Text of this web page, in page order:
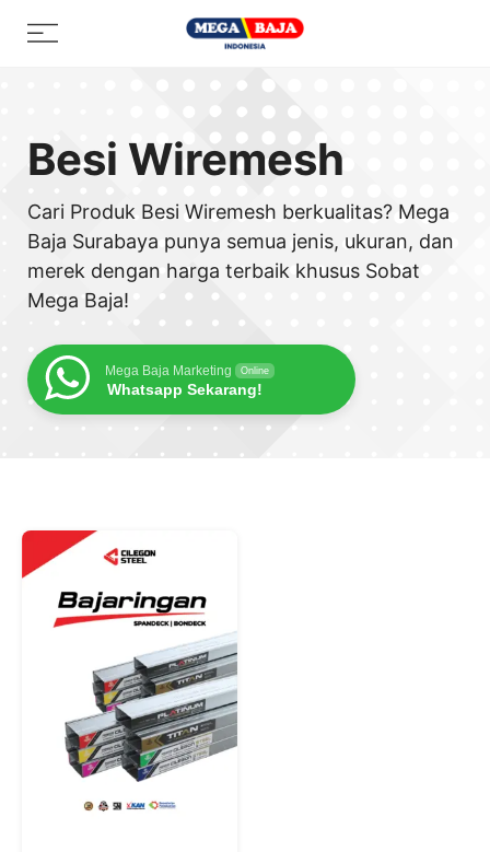
Menu
Besi Wiremesh
Cari Produk Besi Wiremesh berkualitas? Mega
Baja Surabaya punya semua jenis, ukuran, dan
merek dengan harga terbaik khusus Sobat
Mega Baja!
Mega Baja Marketing Online
Whatsapp Sekarang!